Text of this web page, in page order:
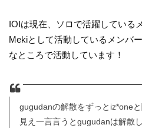
IOIは現在、ソロで活躍している
Mekiとして活動しているメンバ
なところで活動しています！
gugudanの解散をずっとiz*one
見え一言言うとgugudanは解散